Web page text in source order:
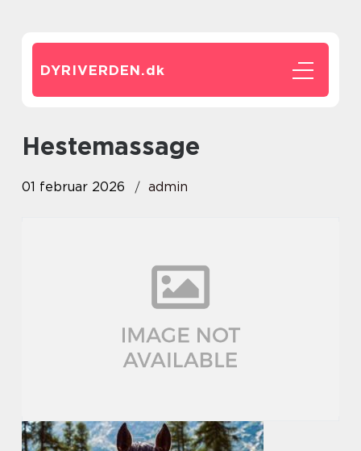
DYRIVERDEN.dk
hestemassage
01 februar 2026 admin